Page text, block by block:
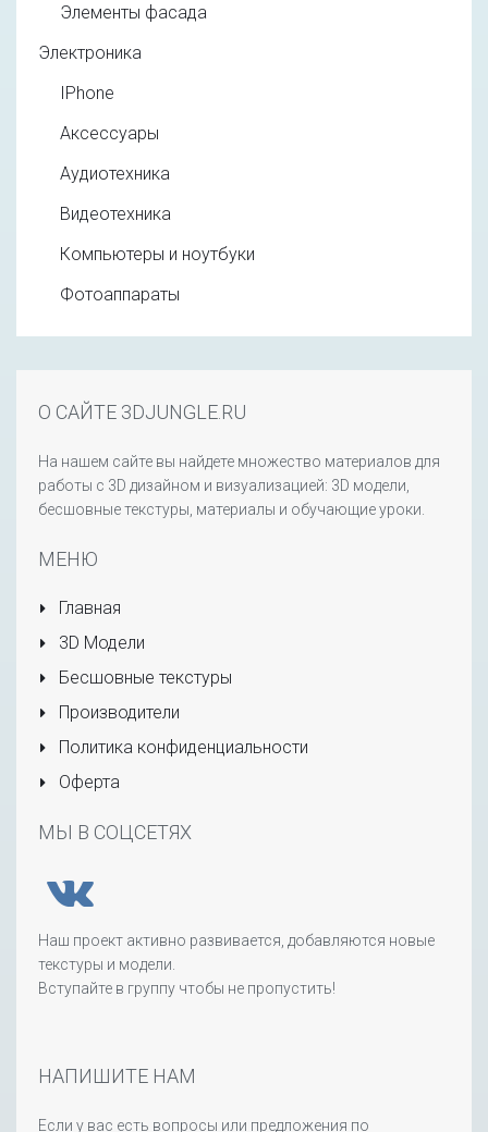
Элементы фасада
Электроника
IPhone
Аксессуары
Аудиотехника
Видеотехника
Компьютеры и ноутбуки
Фотоаппараты
О САЙТЕ 3DJUNGLE.RU
На нашем сайте вы найдете множество материалов для
работы с 3D дизайном и визуализацией: 3D модели,
бесшовные текстуры, материалы и обучающие уроки.
МЕНЮ
Главная
3D Модели
Бесшовные текстуры
Производители
Политика конфиденциальности
Оферта
МЫ В СОЦСЕТЯХ
Наш проект активно развивается, добавляются новые
текстуры и модели.
Вступайте в группу чтобы не пропустить!
НАПИШИТЕ НАМ
Если у вас есть вопросы или предложения по